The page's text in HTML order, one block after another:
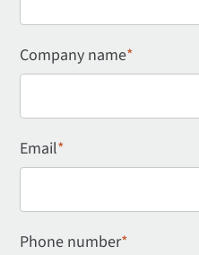
Company name*
Email*
Phone number*